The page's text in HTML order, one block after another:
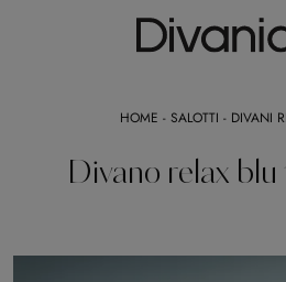
HOME - SALOTTI - DIVANI
Divano relax